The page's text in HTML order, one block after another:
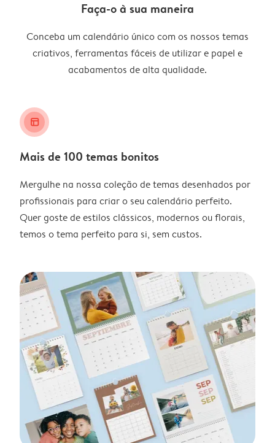
Faça-o à sua maneira
Conceba um calendário único com os nossos temas
criativos, ferramentas fáceis de utilizar e papel e
acabamentos de alta qualidade.
layout_alt
Mais de 100 temas bonitos
Mergulhe na nossa coleção de temas desenhados por
profissionais para criar o seu calendário perfeito.
Quer goste de estilos clássicos, modernos ou florais,
temos o tema perfeito para si, sem custos.